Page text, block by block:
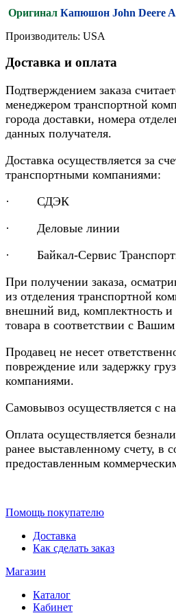
Оригинал Капюшон John Deere
Производитель: USA
Доставка и оплата
Подтверждением заказа
менеджером транспортной
города доставки, номера
данных получателя.
Доставка осуществляется за
транспортными компаниями:
· СДЭК
· Деловые линии
· Байкал-Сервис
При получении заказа,
из отделения транспортной
внешний вид, комплектность
товара в соответствии с Вашим
Продавец не несет
повреждение или задержку
компаниями.
Самовывоз осуществляется с
Оплата осуществляется
ранее выставленному счету, в
предоставленным
Помощь покупателю
Доставка
Как сделать заказ
Магазин
Каталог
Кабинет